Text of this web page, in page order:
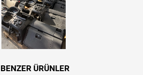
BENZER ÜRÜNLER